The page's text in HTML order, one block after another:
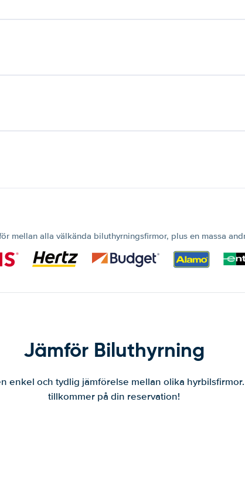
mellan alla välkända biluthyrningsfirmor, plus en massa
Jämför Biluthyrning
enkel och tydlig jämförelse mellan olika
tillkommer på din reservation!